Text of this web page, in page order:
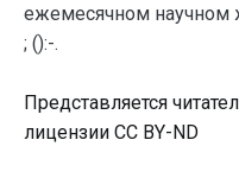
ежемесячном научном
; ():-.
Представляется
лицензии CC BY-ND